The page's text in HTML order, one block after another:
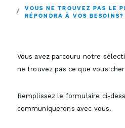
VOUS NE TROUVEZ PAS LE
RÉPONDRA À VOS BESOINS?
Vous avez parcouru notre
ne trouvez pas ce que vous
Remplissez le formulaire ci-
communiquerons avec vous.